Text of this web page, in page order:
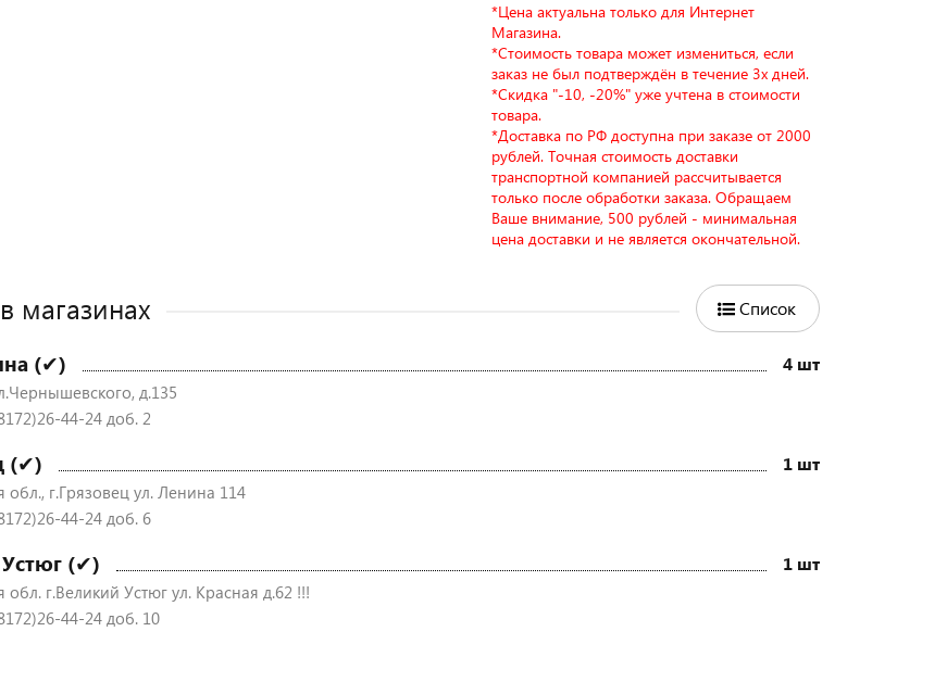
*Цена актуальна только для Интернет
Магазина.
*Стоимость товара может измениться, если
заказ не был подтверждён в течение 3х дней.
*Скидка "-10, -20%" уже учтена в стоимости
товара.
*Доставка по РФ доступна при заказе от 2000
рублей. Точная стоимость доставки
транспортной компанией рассчитывается
только после обработки заказа. Обращаем
Ваше внимание, 500 рублей - минимальная
цена доставки и не является окончательной.
магазинах Список
(✔) 4 шт
д.135
44-24 доб. 2
(✔) 1 шт
обл., г.Грязовец ул. Ленина 114
44-24 доб. 6
(✔) 1 шт
обл. г.Великий Устюг ул. Красная д.62 !!!
44-24 доб. 10